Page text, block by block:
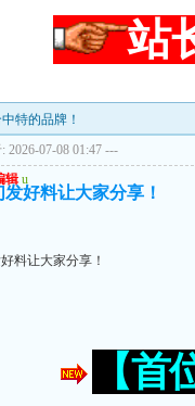
站
特的品牌！
2026-07-08 01:47 ---
辑 u
好料让大家分享！
料让大家分享！
【